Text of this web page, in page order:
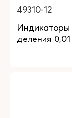
49310-12
Индикаторы
деления